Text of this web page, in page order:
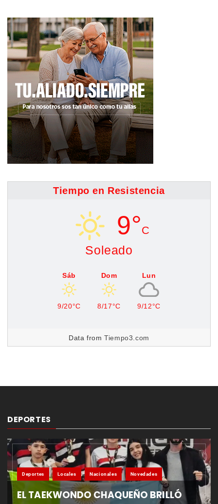
Tiempo en Resistencia
9°C
Soleado
Sáb
9/20°C
Dom
8/17°C
Lun
9/12°C
Data fromTiempo3.com
DEPORTES
Deportes Locales Nacionales Novedades
EL TAEKWONDO CHAQUEÑO BRILLÓ